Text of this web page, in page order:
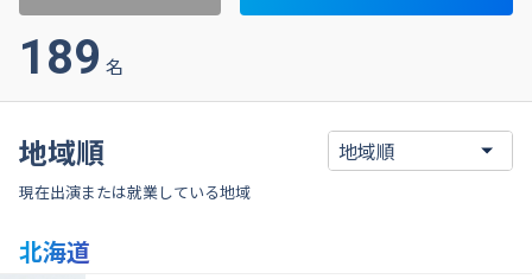
189 名
地域順
現在出演または就業している地域
北海道